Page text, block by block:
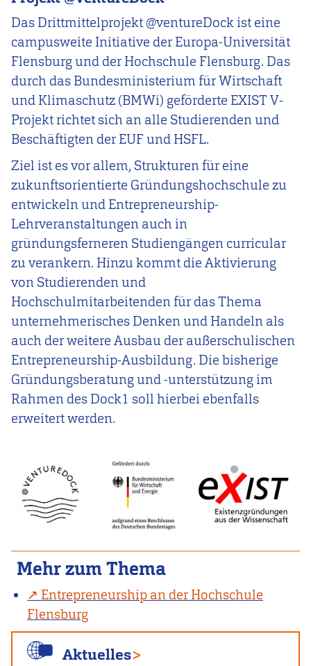
Das Drittmittelprojekt @ventureDock ist eine
campusweite Initiative der Europa-Universität
Flensburg und der Hochschule Flensburg. Das
durch das Bundesministerium für Wirtschaft
und Klimaschutz (BMWi) geförderte EXIST V-
Projekt richtet sich an alle Studierenden und
Beschäftigten der EUF und HSFL.
Ziel ist es vor allem, Strukturen für eine
zukunftsorientierte Gründungshochschule zu
entwickeln und Entrepreneurship-
Lehrveranstaltungen auch in
gründungsferneren Studiengängen curricular
zu verankern. Hinzu kommt die Aktivierung
von Studierenden und
Hochschulmitarbeitenden für das Thema
unternehmerisches Denken und Handeln als
auch der weitere Ausbau der außerschulischen
Entrepreneurship-Ausbildung. Die bisherige
Gründungsberatung und -unterstützung im
Rahmen des Dock1 soll hierbei ebenfalls
erweitert werden.
Mehr zum Thema
Entrepreneurship an der Hochschule
Flensburg
Aktuelles